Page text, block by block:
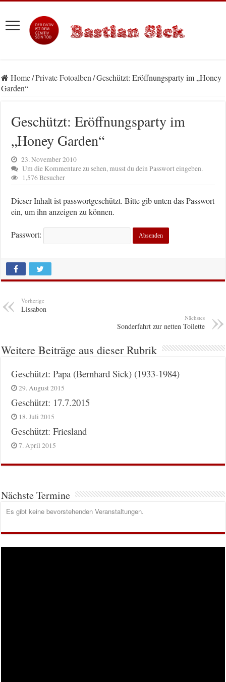
Home/Private Fotoalben/Geschützt: Eröffnungsparty im „Honey
Garden“
Geschützt: Eröffnungsparty im
„Honey Garden“
23. November 2010
Um die Kommentare zu sehen, musst du dein Passwort eingeben.
1,576 Besucher
Dieser Inhalt ist passwortgeschützt. Bitte gib unten das Passwort
ein, um ihn anzeigen zu können.
Passwort:
Vorherige
Lissabon
Nächstes
Sonderfahrt zur netten Toilette
Weitere Beiträge aus dieser Rubrik
Geschützt: Papa (Bernhard Sick) (1933-1984)
29. August 2015
Geschützt: 17.7.2015
18. Juli 2015
Geschützt: Friesland
7. April 2015
Nächste Termine
Es gibt keine bevorstehenden Veranstaltungen.